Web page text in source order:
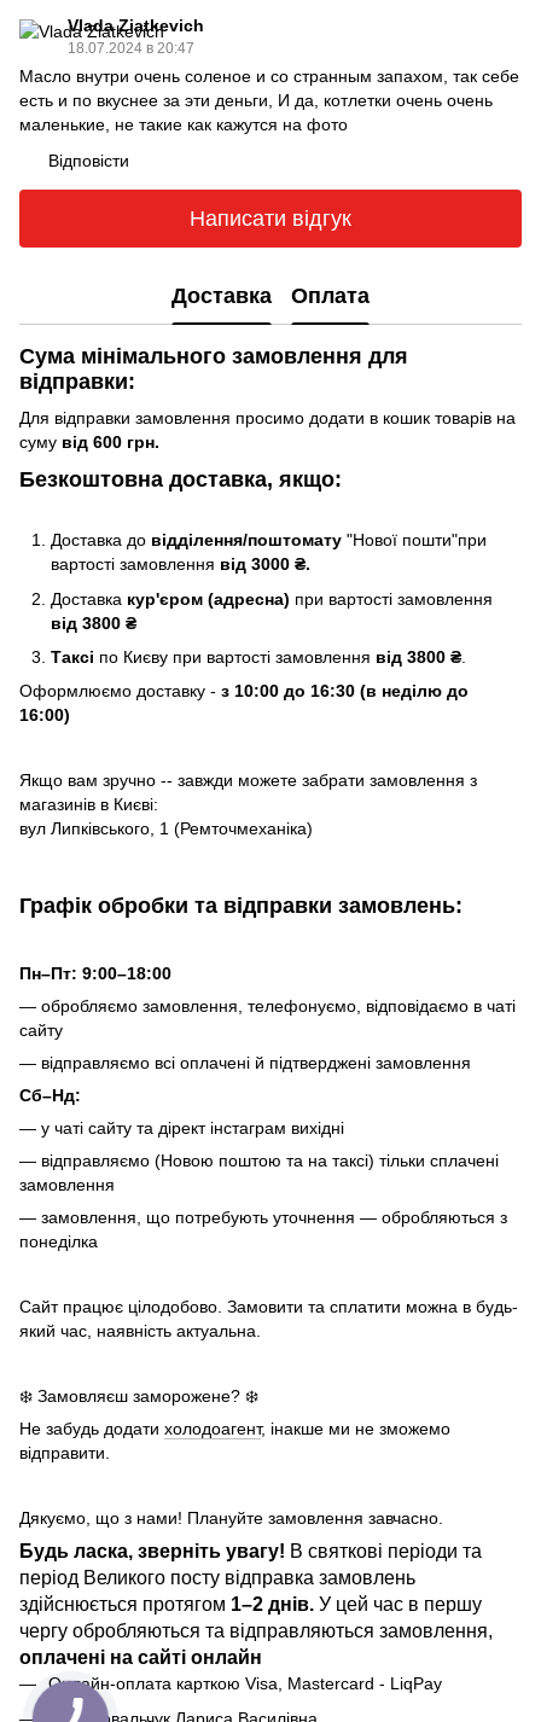
Vlada Ziatkevich
18.07.2024 в 20:47
Масло внутри очень соленое и со странным запахом, так себе
есть и по вкуснее за эти деньги, И да, котлетки очень очень
маленькие, не такие как кажутся на фото
Відповісти
Написати відгук
Доставка Оплата
Сума мінімального замовлення для
відправки:
Для відправки замовлення просимо додати в кошик товарів на
суму від 600 грн.
Безкоштовна доставка, якщо:
Доставка до відділення/поштомату "Нової пошти"при
вартості замовлення від 3000 ₴.
Доставка кур'єром (адресна) при вартості замовлення
від 3800 ₴
Таксі по Києву при вартості замовлення від 3800 ₴.
Оформлюємо доставку - з 10:00 до 16:30 (в неділю до
16:00)
Якщо вам зручно -- завжди можете забрати замовлення з
магазинів в Києві:
вул Липківського, 1 (Ремточмеханіка)
Графік обробки та відправки замовлень:
Пн–Пт: 9:00–18:00
— обробляємо замовлення, телефонуємо, відповідаємо в чаті
сайту
— відправляємо всі оплачені й підтверджені замовлення
Сб–Нд:
— у чаті сайту та дірект інстаграм вихідні
— відправляємо (Новою поштою та на таксі) тільки сплачені
замовлення
— замовлення, що потребують уточнення — обробляються з
понеділка
Сайт працює цілодобово. Замовити та сплатити можна в будь-
який час, наявність актуальна.
❄️ Замовляєш заморожене? ❄️
Не забудь додати холодоагент, інакше ми не зможемо
відправити.
Дякуємо, що з нами! Плануйте замовлення завчасно.
Будь ласка, зверніть увагу! В святкові періоди та
період Великого посту відправка замовлень
здійснюється протягом 1–2 днів. У цей час в першу
чергу обробляються та відправляються замовлення,
оплачені на сайті онлайн
Онлайн-оплата карткою Visa, Mastercard - LiqPay
ФОП Ковальчук Лариса Василівна